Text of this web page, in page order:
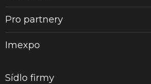
Pro partnery
Imexpo
Sídlo firmy